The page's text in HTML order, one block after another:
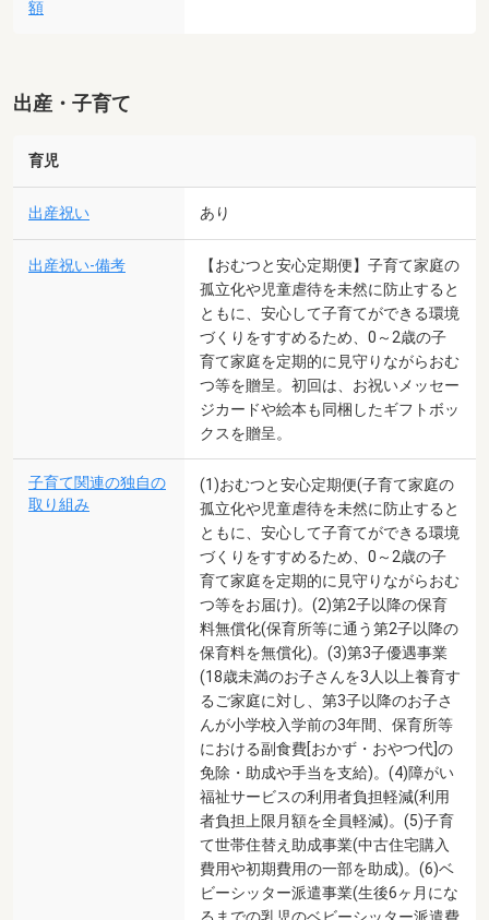
額
出産・子育て
育児
出産祝い あり
出産祝い-備考
【おむつと安心定期便】子育て家庭の
孤立化や児童虐待を未然に防止すると
ともに、安心して子育てができる環境
づくりをすすめるため、0～2歳の子
育て家庭を定期的に見守りながらおむ
つ等を贈呈。初回は、お祝いメッセー
ジカードや絵本も同梱したギフトボッ
クスを贈呈。
子育て関連の独自の
取り組み
(1)おむつと安心定期便(子育て家庭の
孤立化や児童虐待を未然に防止すると
ともに、安心して子育てができる環境
づくりをすすめるため、0～2歳の子
育て家庭を定期的に見守りながらおむ
つ等をお届け)。(2)第2子以降の保育
料無償化(保育所等に通う第2子以降の
保育料を無償化)。(3)第3子優遇事業
(18歳未満のお子さんを3人以上養育す
るご家庭に対し、第3子以降のお子さ
んが小学校入学前の3年間、保育所等
における副食費[おかず・おやつ代]の
免除・助成や手当を支給)。(4)障がい
福祉サービスの利用者負担軽減(利用
者負担上限月額を全員軽減)。(5)子育
て世帯住替え助成事業(中古住宅購入
費用や初期費用の一部を助成)。(6)ベ
ビーシッター派遣事業(生後6ヶ月にな
るまでの乳児のベビーシッター派遣費